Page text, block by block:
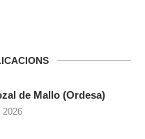
de Mallo (Ordesa)
2026